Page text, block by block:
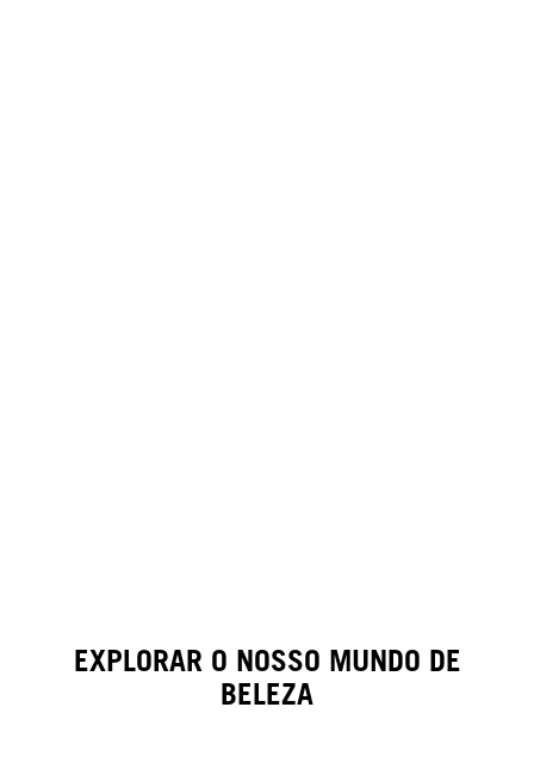
EXPLORAR O NOSSO MUNDO DE
BELEZA